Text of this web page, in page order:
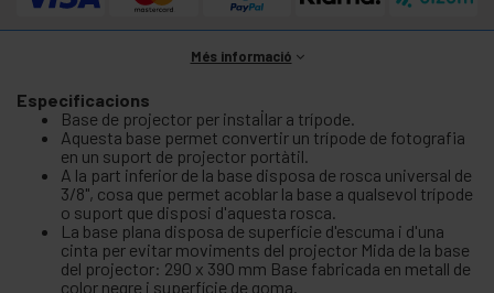
Més informació
Especificacions
Base de projector per instal·lar a trípode.
Aquesta base permet convertir un trípode de fotografia
en un suport de projector portàtil.
A la part inferior de la base disposa de rosca universal de
3/8", cosa que permet acoblar la base a qualsevol trípode
o suport que disposi d'aquesta rosca.
La base plana disposa de superfície d'escuma i d'una
cinta per evitar moviments del projector Mida de la base
del projector: 290 x 390 mm Base fabricada en metall de
color negre i superfície de goma.